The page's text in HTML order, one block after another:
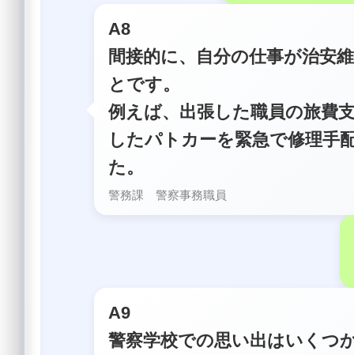
A8
間接的に、自分の仕事が治安
とです。
例えば、出張した職員の旅費
したパトカーを緊急で修理手
た。
警務課 警察事務職員
A9
警察学校での思い出はいくつ